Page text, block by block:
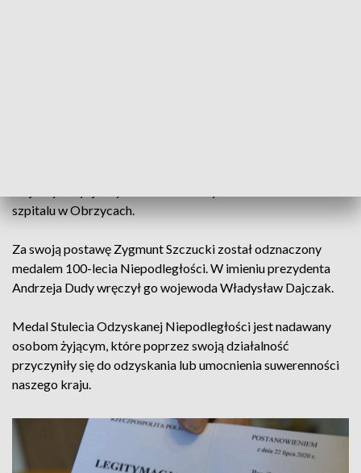
szpitalu w Obrzycach.
Za swoją postawę Zygmunt Szczucki został odznaczony
medalem 100-lecia Niepodległości. W imieniu prezydenta
Andrzeja Dudy wręczył go wojewoda Władysław Dajczak.
Medal Stulecia Odzyskanej Niepodległości jest nadawany
osobom żyjącym, które poprzez swoją działalność
przyczyniły się do odzyskania lub umocnienia suwerenności
naszego kraju.